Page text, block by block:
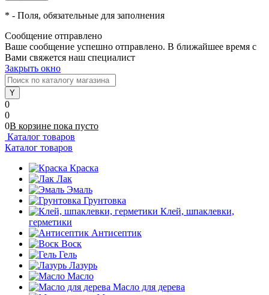
* - Поля, обязательные для заполнения
Сообщение отправлено
Ваше сообщение успешно отправлено. В ближайшее время с
Вами свяжется наш специалист
Закрыть окно
0
0
0В корзине пока пусто
Каталог товаров
Каталог товаров
Краска
Лак
Эмаль
Грунтовка
Клей, шпаклевки,
герметики
Антисептик
Воск
Гель
Лазурь
Масло
Масло для дерева